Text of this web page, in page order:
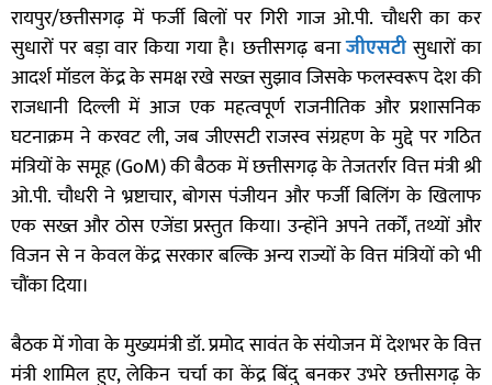
रायपुर/छत्तीसगढ़ में फर्जी बिलों पर गिरी गाज ओ.पी. चौधरी का कर
सुधारों पर बड़ा वार किया गया है। छत्तीसगढ़ बनाजीएसटीसुधारों का
आदर्श मॉडल केंद्र के समक्ष रखे सख्त सुझाव जिसके फलस्वरूप देश की
राजधानी दिल्ली में आज एक महत्वपूर्ण राजनीतिक और प्रशासनिक
घटनाक्रम ने करवट ली, जब जीएसटी राजस्व संग्रहण के मुद्दे पर गठित
मंत्रियों के समूह (GoM) की बैठक में छत्तीसगढ़ के तेजतर्रार वित्त मंत्री श्री
ओ.पी. चौधरी ने भ्रष्टाचार, बोगस पंजीयन और फर्जी बिलिंग के खिलाफ
एक सख्त और ठोस एजेंडा प्रस्तुत किया। उन्होंने अपने तर्कों, तथ्यों और
विजन से न केवल केंद्र सरकार बल्कि अन्य राज्यों के वित्त मंत्रियों को भी
चौंका दिया।
बैठक में गोवा के मुख्यमंत्री डॉ. प्रमोद सावंत के संयोजन में देशभर के वित्त
मंत्री शामिल हुए, लेकिन चर्चा का केंद्र बिंदु बनकर उभरे छत्तीसगढ़ के